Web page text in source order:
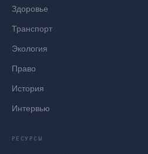
Здоровье
Транспорт
Экология
Право
История
Интервью
РЕСУРСЫ